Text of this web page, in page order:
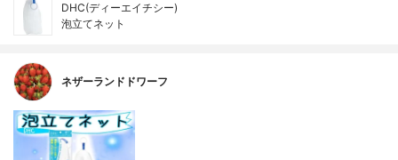
DHC(ディーエイチシー)
泡立てネット
ネザーランドドワーフ